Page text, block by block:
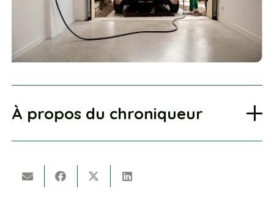
À propos du chroniqueur